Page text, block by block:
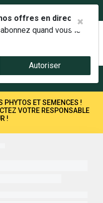
PHYTOS ET SEMENCES !
VOTRE RESPONSABLE
!
offres en direct.
quand vous le
Autoriser